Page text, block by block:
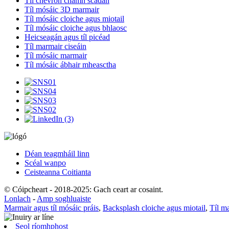
Tíl mósáic 3D marmair
Tíl mósáic cloiche agus miotail
Tíl mósáic cloiche agus bhlaosc
Heicseagán agus tíl picéad
Tíl marmair ciseáin
Tíl mósáic marmair
Tíl mósáic ábhair mheasctha
Déan teagmháil linn
Scéal wanpo
Ceisteanna Coitianta
© Cóipcheart - 2018-2025: Gach ceart ar cosaint.
Lonlach - Amp soghluaiste
Marmair agus tíl mósáic práis, Backsplash cloiche agus miotail, Tíl
Seol ríomhphost